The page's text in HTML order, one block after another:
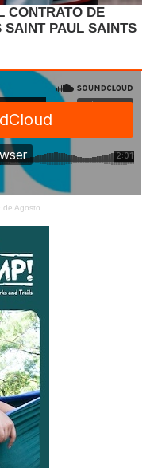
CONTRATO DE
SAINT PAUL SAINTS
de Agosto